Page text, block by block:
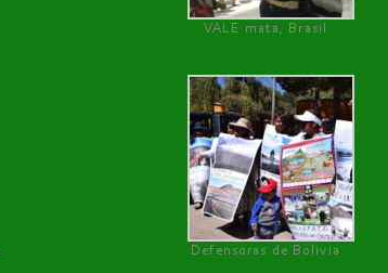
VALE mata, Brasil
Defensoras de Bolivia